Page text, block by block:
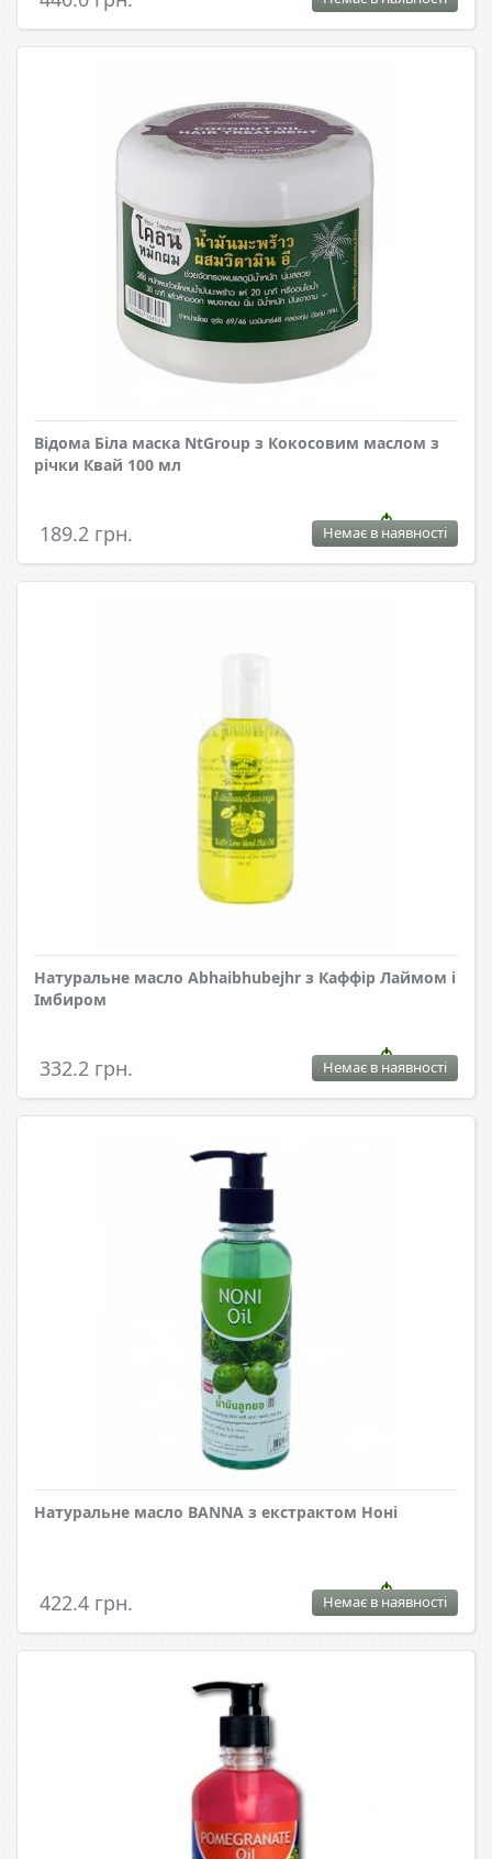
Відома Біла маска NtGroup з Кокосовим маслом з
річки Квай 100 мл
189.2 грн. Немає в наявності
Натуральне масло Abhaibhubejhr з Каффір Лаймом і
Імбиром
332.2 грн. Немає в наявності
Натуральне масло BANNA з екстрактом Ноні
422.4 грн. Немає в наявності